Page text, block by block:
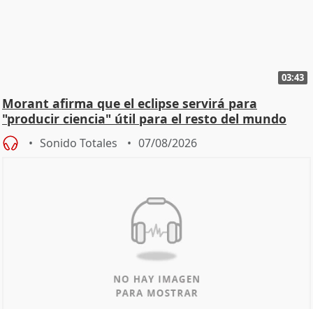
03:43
Morant afirma que el eclipse servirá para
"producir ciencia" útil para el resto del mundo
Sonido Totales 07/08/2026